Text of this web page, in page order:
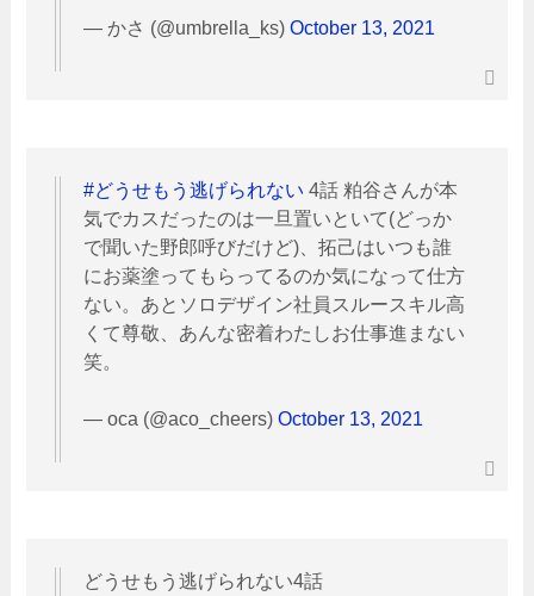
— かさ (@umbrella_ks)October 13, 2021
#どうせもう逃げられない 4話 粕谷さんが本
気でカスだったのは一旦置いといて(どっか
で聞いた野郎呼びだけど)、拓己はいつも誰
にお薬塗ってもらってるのか気になって仕方
ない。あとソロデザイン社員スルースキル高
くて尊敬、あんな密着わたしお仕事進まない
笑。
— oca (@aco_cheers)October 13, 2021
どうせもう逃げられない4話